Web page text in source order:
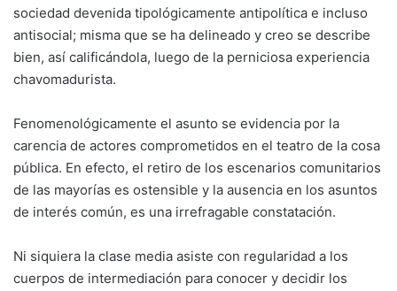
sociedad devenida tipológicamente antipolítica e incluso
antisocial; misma que se ha delineado y creo se describe
bien, así calificándola, luego de la perniciosa experiencia
chavomadurista.
Fenomenológicamente el asunto se evidencia por la
carencia de actores comprometidos en el teatro de la cosa
pública. En efecto, el retiro de los escenarios comunitarios
de las mayorías es ostensible y la ausencia en los asuntos
de interés común, es una irrefragable constatación.
Ni siquiera la clase media asiste con regularidad a los
cuerpos de intermediación para conocer y decidir los